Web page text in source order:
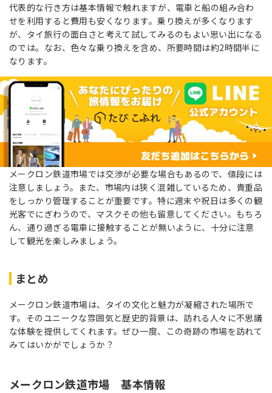
代表的な行き方は基本情報で触れますが、電車と船の組み合わ
せを利用すると費用も安くなります。乗り換えが多くなります
が、タイ旅行の面白さと考えて試してみるのもよい思い出になる
のでは。なお、色々な乗り換えを含め、所要時間は約2時間半に
なります。
メークロン鉄道市場では交渉が必要な場合もあるので、値段には
注意しましょう。また、市場内は狭く混雑しているため、貴重品
をしっかり管理することが重要です。特に週末や祝日は多くの観
光客でにぎわうので、マスクその他も留意してください。もちろ
ん、通り過ぎる電車に接触することが無いように、十分に注意
して観光を楽しみましょう。
まとめ
メークロン鉄道市場は、タイの文化と魅力が凝縮された場所で
す。そのユニークな雰囲気と歴史的背景は、訪れる人々に不思議
な体験を提供してくれます。ぜひ一度、この奇跡の市場を訪れて
みてはいかがでしょうか？
メークロン鉄道市場 基本情報